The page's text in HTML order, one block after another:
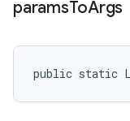
paramsToArgs
public static